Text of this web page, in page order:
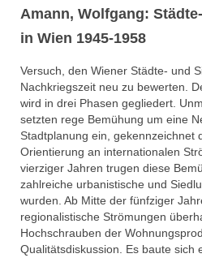
Amann, Wolfgang:
in Wien 1945-1958
Versuch, den Wiener Städte- und
Nachkriegszeit neu zu bewerten.
wird in drei Phasen gegliedert.
setzten rege Bemühung um eine
Stadtplanung ein, gekennzeichnet
Orientierung an internationalen
vierziger Jahren trugen diese
zahlreiche urbanistische und
wurden. Ab Mitte der fünfziger
regionalistische Strömungen
Hochschrauben der
Qualitätsdiskussion. Es baute sich